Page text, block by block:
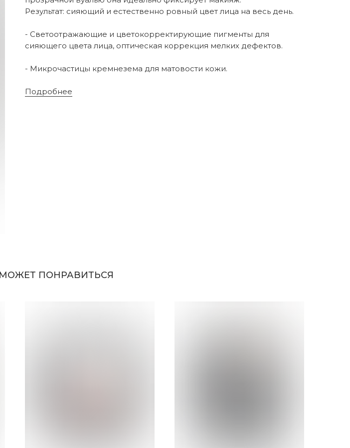
Результат: сияющий и естественно ровный цвет лица на весь день.
- Светоотражающие и цветокорректирующие пигменты для
сияющего цвета лица, оптическая коррекция мелких дефектов.
- Микрочастицы кремнезема для матовости кожи.
Подробнее
ПОНРАВИТЬСЯ